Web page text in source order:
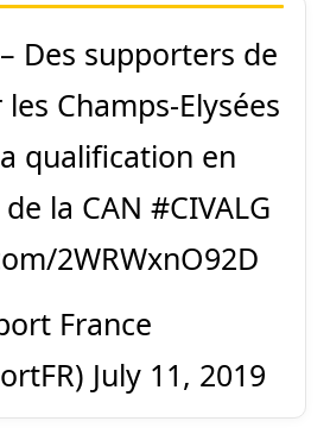
Des supporters de
les Champs-Elysées
qualification en
la CAN #CIVALG
2WRWxnO92D
France
July 11, 2019